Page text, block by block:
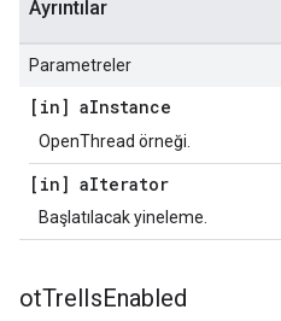
Ayrıntılar
Parametreler
[in] aInstance
OpenThread örneği.
[in] aIterator
Başlatılacak yineleme.
otTrelIsEnabled